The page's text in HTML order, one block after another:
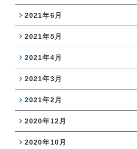
2021年6月
2021年5月
2021年4月
2021年3月
2021年2月
2020年12月
2020年10月